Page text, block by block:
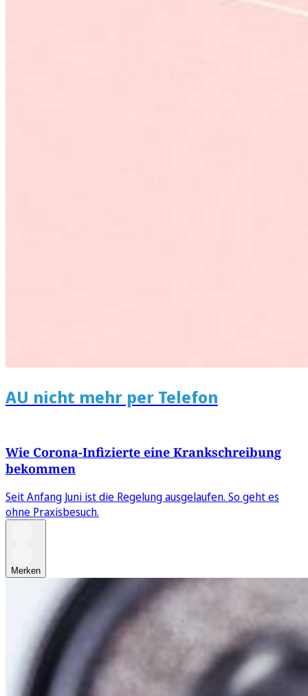
AU nicht mehr per Telefon
Wie Corona-Infizierte eine Krankschreibung
bekommen
Seit Anfang Juni ist die Regelung ausgelaufen. So geht es
ohne Praxisbesuch.
Merken